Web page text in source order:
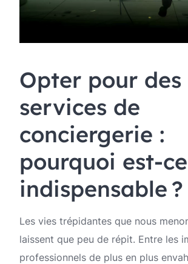
Opter pour des
services de
conciergerie :
pourquoi est-ce
indispensable ?
Les vies trépidantes que nous
laissent que peu de répit. Entre les
professionnels de plus en plus